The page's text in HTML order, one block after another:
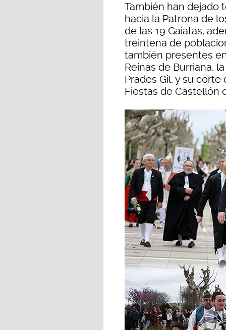
También han dejado
hacia la Patrona de
de las 19 Gaiatas,
treintena de
también presentes
Reinas de Burriana,
Prades Gil, y su
Fiestas de Castellón